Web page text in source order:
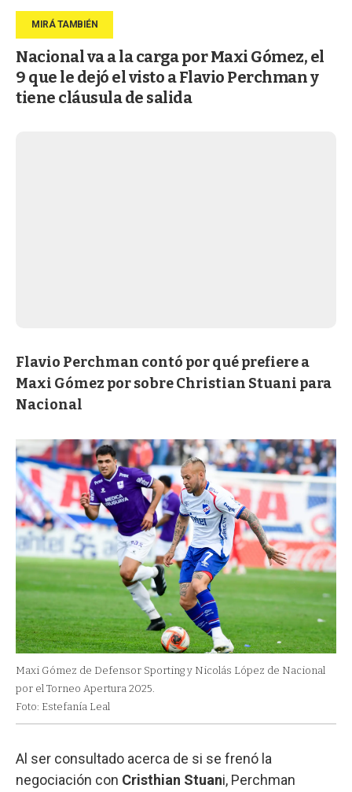
Nacional va a la carga por Maxi Gómez, el
9 que le dejó el visto a Flavio Perchman y
tiene cláusula de salida
Flavio Perchman contó por qué prefiere a
Maxi Gómez por sobre Christian Stuani para
Nacional
Maxi Gómez de Defensor Sporting y Nicolás López de Nacional
por el Torneo Apertura 2025.
Foto: Estefanía Leal
Al ser consultado acerca de si se frenó la
negociación con Cristhian Stuani, Perchman